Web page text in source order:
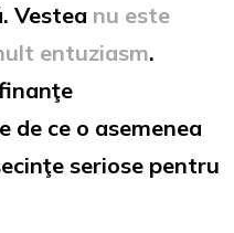
Vestea nu este
entuziasm.
de ce o asemenea
seriose pentru